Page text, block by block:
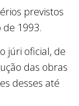
previstos
de 1993.
júri oficial, de
das obras
desses até